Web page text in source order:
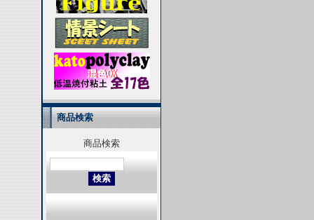
商品検索
商品検索